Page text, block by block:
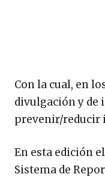
Con la cual, en
divulgación y de
prevenir/reducir
En esta edición
Sistema de